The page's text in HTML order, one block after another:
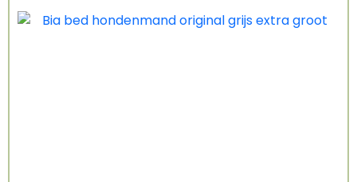
bijvoorbeeld de hondenpenning of een lampje
aan vast te maken. Ontworpen in